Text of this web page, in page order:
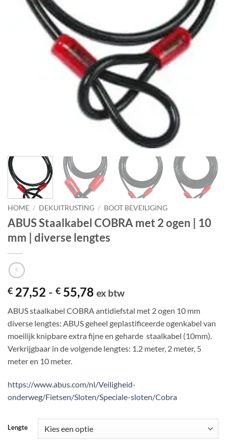
HOME / DEKUITRUSTING / BOOT BEVEILIGING
ABUS Staalkabel COBRA met 2 ogen | 10
mm | diverse lengtes
€ 27,52 - € 55,78 Prijsklasse:
tot
€ 55,78
ex btw
ABUS staalkabel COBRA antidiefstal met 2 ogen 10 mm
diverse lengtes: ABUS geheel geplastificeerde ogenkabel van
moeilijk knipbare extra fijne en geharde staalkabel (10mm).
Verkrijgbaar in de volgende lengtes: 1.2 meter, 2 meter, 5
meter en 10 meter.
https://www.abus.com/nl/Veiligheid-
onderweg/Fietsen/Sloten/Speciale-sloten/Cobra
Lengte